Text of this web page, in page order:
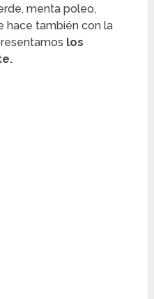
menta poleo,
hace también con la
los